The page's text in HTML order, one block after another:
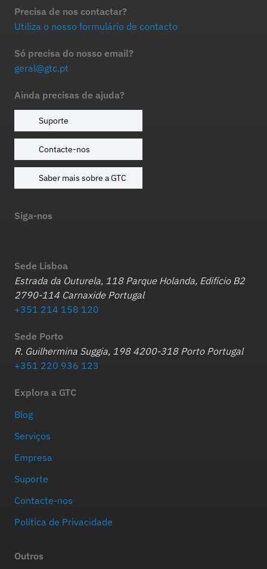
Precisa de nos contactar?
Utiliza o nosso formulário de contacto
Só precisa do nosso email?
geral@gtc.pt
Ainda precisas de ajuda?
Suporte
Contacte-nos
Saber mais sobre a GTC
Siga-nos
Sede Lisboa
Estrada da Outurela, 118 Parque Holanda, Edifício B2
2790-114 Carnaxide Portugal
+351 214 158 120
Sede Porto
R. Guilhermina Suggia, 198 4200-318 Porto Portugal
+351 220 936 123
Explora a GTC
Blog
Serviços
Empresa
Suporte
Contacte-nos
Política de Privacidade
Outros